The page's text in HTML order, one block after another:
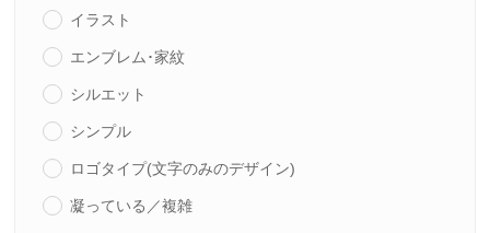
イラスト
エンブレム･家紋
シルエット
シンプル
ロゴタイプ(文字のみのデザイン)
凝っている／複雑